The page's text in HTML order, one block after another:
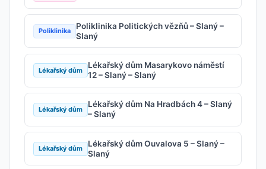
Poliklinika
Poliklinika Politických vězňů – Slaný –
Slaný
Lékařský dům
Lékařský dům Masarykovo náměstí
12 – Slaný – Slaný
Lékařský dům
Lékařský dům Na Hradbách 4 – Slaný
– Slaný
Lékařský dům
Lékařský dům Ouvalova 5 – Slaný –
Slaný